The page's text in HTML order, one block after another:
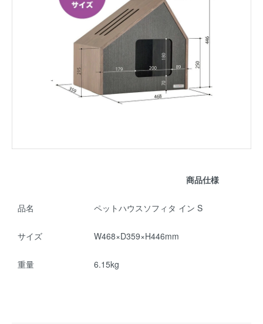
商品仕様
品名 ペットハウスソフィタ イン S
サイズ W468×D359×H446mm
重量 6.15kg